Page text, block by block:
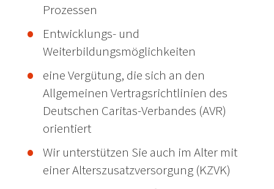
Prozessen
Entwicklungs- und
Weiterbildungsmöglichkeiten
eine Vergütung, die sich an den
Allgemeinen Vertragsrichtlinien des
Deutschen Caritas-Verbandes (AVR)
orientiert
Wir unterstützen Sie auch im Alter mit
einer Alterszusatzversorgung (KZVK)